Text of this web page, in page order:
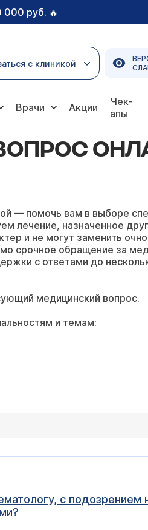
000 руб. 🔥
с клиникой
Врачи Акции
Чек-
апы
— помочь вам в выборе
лечение, назначенное
и не могут заменить
срочное обращение за
с ответами до
медицинский вопрос.
и темам:
с